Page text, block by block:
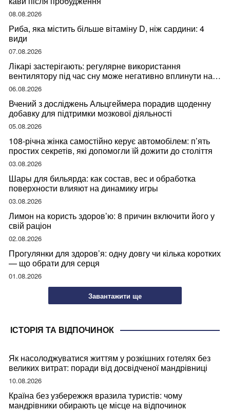
08.08.2026
Риба, яка містить більше вітаміну D, ніж сардини: 4
види
07.08.2026
Лікарі застерігають: регулярне використання
вентилятору під час сну може негативно вплинути на
ваше здоров’я
06.08.2026
Вчений з досліджень Альцгеймера порадив щоденну
добавку для підтримки мозкової діяльності
05.08.2026
108-річна жінка самостійно керує автомобілем: п’ять
простих секретів, які допомогли їй дожити до століття
03.08.2026
Шары для бильярда: как состав, вес и обработка
поверхности влияют на динамику игры
03.08.2026
Лимон на користь здоров’ю: 8 причин включити його у
свій раціон
02.08.2026
Прогулянки для здоров’я: одну довгу чи кілька коротких
— що обрати для серця
01.08.2026
Завантажити ще
ІСТОРІЯ ТА ВІДПОЧИНОК
Як насолоджуватися життям у розкішних готелях без
великих витрат: поради від досвідченої мандрівниці
10.08.2026
Країна без узбережжя вразила туристів: чому
мандрівники обирають це місце на відпочинок